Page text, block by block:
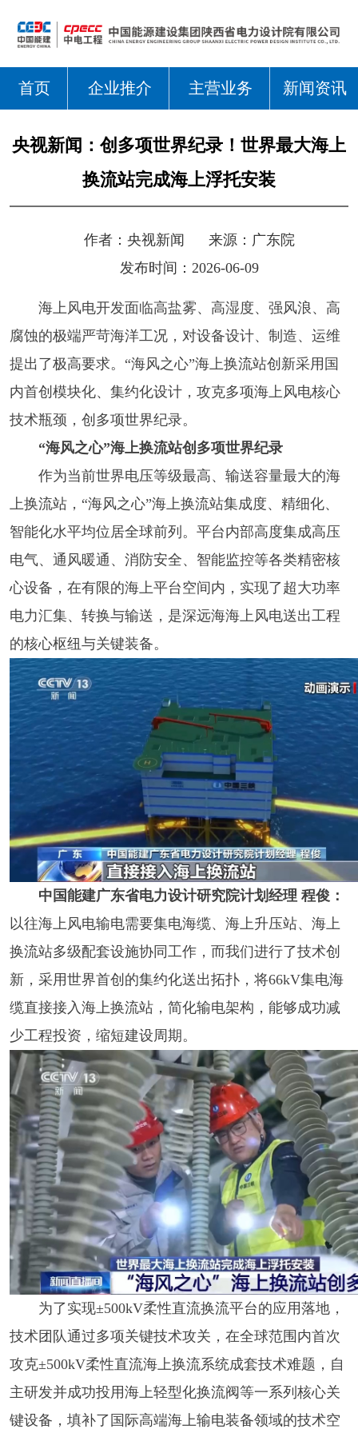
首页 企业推介 主营业务 新闻资讯
央视新闻：创多项世界纪录！世界最大海上
换流站完成海上浮托安装
作者： 央视新闻 来源： 广东院
发布时间：2026-06-09
海上风电开发面临高盐雾、高湿度、强风浪、高
腐蚀的极端严苛海洋工况，对设备设计、制造、运维
提出了极高要求。“海风之心”海上换流站创新采用国
内首创模块化、集约化设计，攻克多项海上风电核心
技术瓶颈，创多项世界纪录。
“海风之心”海上换流站创多项世界纪录
作为当前世界电压等级最高、输送容量最大的海
上换流站，“海风之心”海上换流站集成度、精细化、
智能化水平均位居全球前列。平台内部高度集成高压
电气、通风暖通、消防安全、智能监控等各类精密核
心设备，在有限的海上平台空间内，实现了超大功率
电力汇集、转换与输送，是深远海海上风电送出工程
的核心枢纽与关键装备。
中国能建广东省电力设计研究院计划经理 程俊：
以往海上风电输电需要集电海缆、海上升压站、海上
换流站多级配套设施协同工作，而我们进行了技术创
新，采用世界首创的集约化送出拓扑，将66kV集电海
缆直接接入海上换流站，简化输电架构，能够成功减
少工程投资，缩短建设周期。
为了实现±500kV柔性直流换流平台的应用落地，
技术团队通过多项关键技术攻关，在全球范围内首次
攻克±500kV柔性直流海上换流系统成套技术难题，自
主研发并成功投用海上轻型化换流阀等一系列核心关
键设备，填补了国际高端海上输电装备领域的技术空